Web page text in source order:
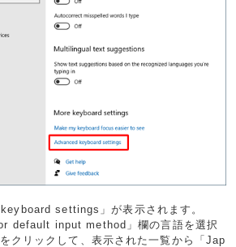
settings」が表示されます。
default input method」欄の言語を選択
クリックして、表示された一覧から「Jap